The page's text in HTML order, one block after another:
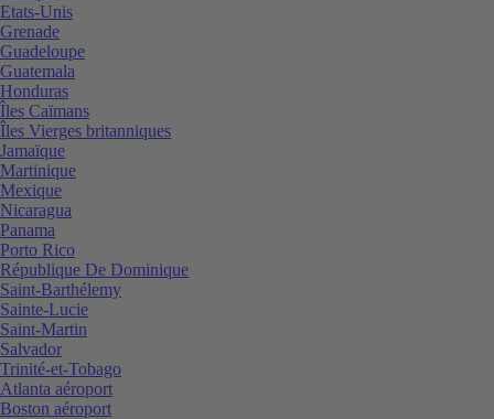
Etats-Unis
Grenade
Guadeloupe
Guatemala
Honduras
Îles Caïmans
Îles Vierges britanniques
Jamaïque
Martinique
Mexique
Nicaragua
Panama
Porto Rico
République De Dominique
Saint-Barthélemy
Sainte-Lucie
Saint-Martin
Salvador
Trinité-et-Tobago
Atlanta aéroport
Boston aéroport